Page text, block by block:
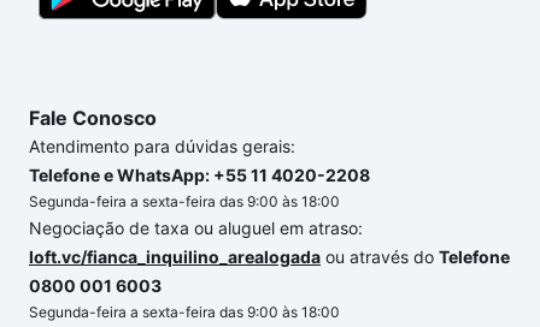
Fale Conosco
Atendimento para dúvidas gerais:
Telefone e WhatsApp: +55 11 4020-2208
Segunda-feira a sexta-feira das 9:00 às 18:00
Negociação de taxa ou aluguel em atraso:
loft.vc/fianca_inquilino_arealogada ou através do Telefone
0800 001 6003
Segunda-feira a sexta-feira das 9:00 às 18:00